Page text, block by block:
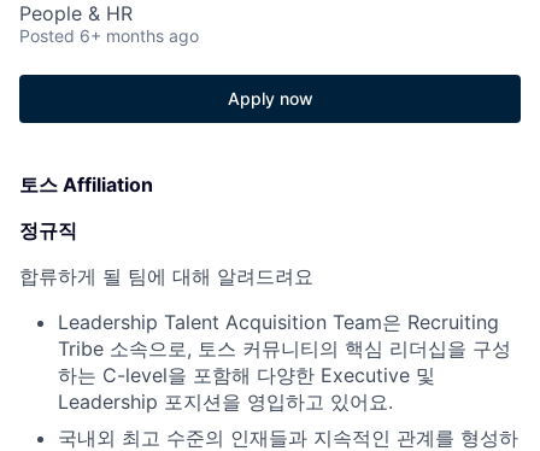
People & HR
Posted 6+ months ago
Apply now
토스 Affiliation
정규직
합류하게 될 팀에 대해 알려드려요
Leadership Talent Acquisition Team은 Recruiting
Tribe 소속으로, 토스 커뮤니티의 핵심 리더십을 구성
하는 C-level을 포함해 다양한 Executive 및
Leadership 포지션을 영입하고 있어요.
국내외 최고 수준의 인재들과 지속적인 관계를 형성하